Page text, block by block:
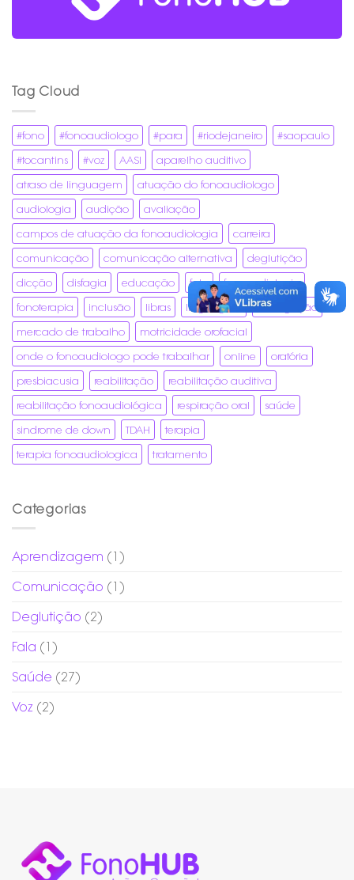
Tag Cloud
#fono #fonoaudiologo #para #riodejaneiro
#saopaulo
#tocantins
#voz AASI
aparelho auditivo
atraso de linguagem
atuação do fonoaudiologo
audiologia
audição
avaliação
campos de atuação da fonoaudiologia
carreira
comunicação
comunicação alternativa
deglutição
dicção
disfagia educação fala
fonoaudiologia
fonoterapia
inclusão libras linguagem
mastigação
mercado de trabalho
motricidade orofacial
onde o fonoaudiologo pode trabalhar
online
oratória
presbiacusia
reabilitação
reabilitação auditiva
reabilitação fonoaudiológica
respiração oral
saúde
sindrome de down
TDAH
terapia
terapia fonoaudiologica
tratamento
Categorias
Aprendizagem (1)
Comunicação (1)
Deglutição (2)
Fala (1)
Saúde (27)
Voz (2)